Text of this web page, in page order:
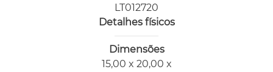
LT012720
Detalhes físicos
Dimensões
15,00 x 20,00 x